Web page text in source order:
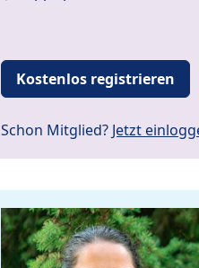
Kostenlos registrieren
Schon Mitglied? Jetzt